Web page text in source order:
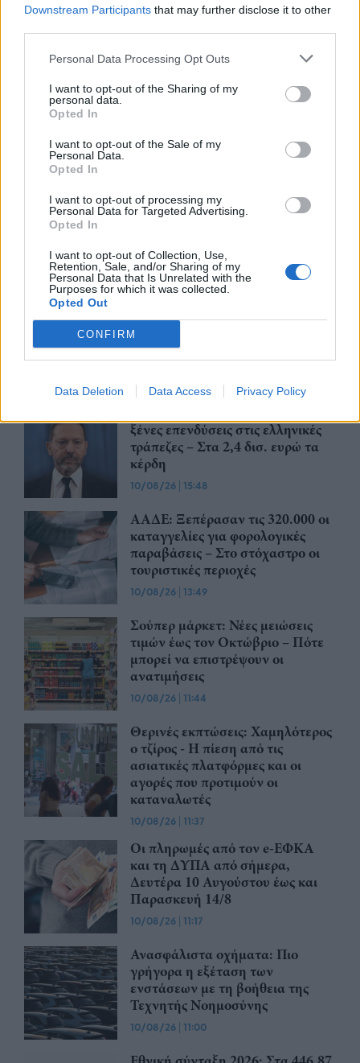
Downstream Participants that may further disclose it to other
Personal Data Processing Opt Outs
I want to opt-out of the Sharing of my
personal data.
Opted In
I want to opt-out of the Sale of my
Personal Data.
Opted In
I want to opt-out of processing my
Personal Data for Targeted Advertising.
Opted In
I want to opt-out of Collection, Use,
Retention, Sale, and/or Sharing of my
Personal Data that Is Unrelated with the
Purposes for which it was collected.
Opted Out
CONFIRM
Data Deletion Data Access Privacy Policy
μέλλον του Insurance στην εποχή του AI
Advertorial
Περισσότερα από το
ευθεία η Ελλάδα για τα 6,7 δισ.
ευρώ – Η μάχη με τον χρόνο
10/08/26|16:19
ξένες επενδύσεις στις ελληνικές
τράπεζες – Στα 2,4 δισ. ευρώ τα
κέρδη
10/08/26 | 15:48
ΑΑΔΕ: Ξεπέρασαν τις 320.000 οι
καταγγελίες για φορολογικές
παραβάσεις – Στο στόχαστρο οι
τουριστικές περιοχές
10/08/26 | 13:49
Σούπερ μάρκετ: Νέες μειώσεις
τιμών έως τον Οκτώβριο – Πότε
μπορεί να επιστρέψουν οι
ανατιμήσεις
10/08/26 | 11:44
Θερινές εκπτώσεις: Χαμηλότερος
ο τζίρος - Η πίεση από τις
ασιατικές πλατφόρμες και οι
αγορές που προτιμούν οι
καταναλωτές
10/08/26 | 11:37
Οι πληρωμές από τον e-ΕΦΚΑ
και τη ΔΥΠΑ από σήμερα,
Δευτέρα 10 Αυγούστου έως και
Παρασκευή 14/8
10/08/26 | 11:17
Ανασφάλιστα οχήματα: Πιο
γρήγορα η εξέταση των
ενστάσεων με τη βοήθεια της
Τεχνητής Νοημοσύνης
10/08/26 | 11:00